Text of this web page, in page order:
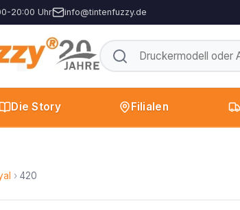
20:00 Uhr info@tintenfuzzy.de
Die Story Filialen
› 420